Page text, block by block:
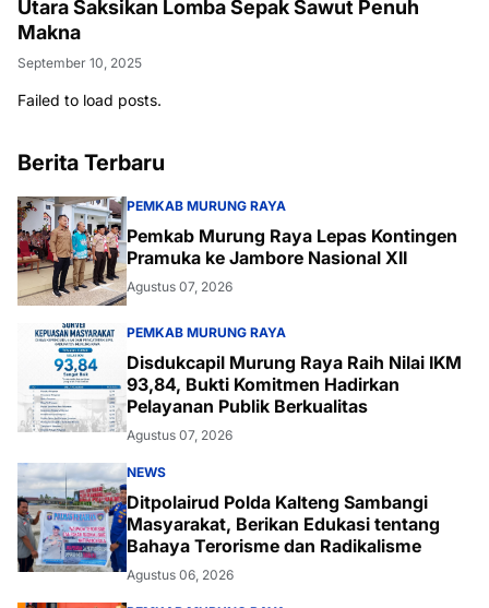
Utara Saksikan Lomba Sepak Sawut Penuh
Makna
September 10, 2025
Failed to load posts.
Berita Terbaru
PEMKAB MURUNG RAYA
Pemkab Murung Raya Lepas Kontingen
Pramuka ke Jambore Nasional XII
Agustus 07, 2026
PEMKAB MURUNG RAYA
Disdukcapil Murung Raya Raih Nilai IKM
93,84, Bukti Komitmen Hadirkan
Pelayanan Publik Berkualitas
Agustus 07, 2026
NEWS
Ditpolairud Polda Kalteng Sambangi
Masyarakat, Berikan Edukasi tentang
Bahaya Terorisme dan Radikalisme
Agustus 06, 2026